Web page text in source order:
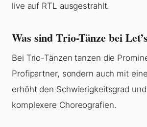
live auf RTL ausgestrahlt.
Was sind Trio-Tänze bei
Bei Trio-Tänzen tanzen die
Profipartner, sondern auch mit
erhöht den Schwierigkeitsgrad
komplexere Choreografien.